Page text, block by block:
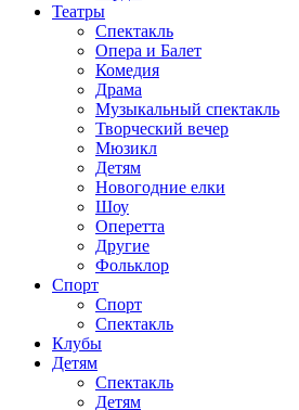
Театры
Спектакль
Опера и Балет
Комедия
Драма
Музыкальный спектакль
Творческий вечер
Мюзикл
Детям
Новогодние елки
Шоу
Оперетта
Другие
Фольклор
Спорт
Спорт
Спектакль
Клубы
Детям
Спектакль
Детям